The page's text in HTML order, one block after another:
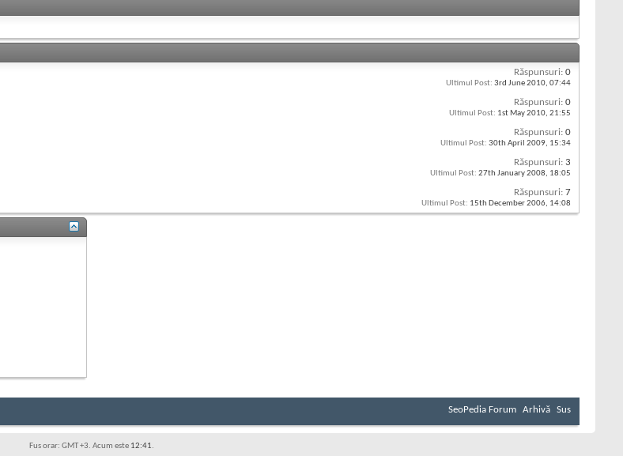
Răspunsuri: 0
Ultimul Post: 3rd June 2010, 07:44
Răspunsuri: 0
Ultimul Post: 1st May 2010, 21:55
Răspunsuri: 0
Ultimul Post: 30th April 2009, 15:34
Răspunsuri: 3
Ultimul Post: 27th January 2008, 18:05
Răspunsuri: 7
Ultimul Post: 15th December 2006, 14:08
SeoPedia Forum Arhivă Sus
Fus orar: GMT +3. Acum este 12:41.